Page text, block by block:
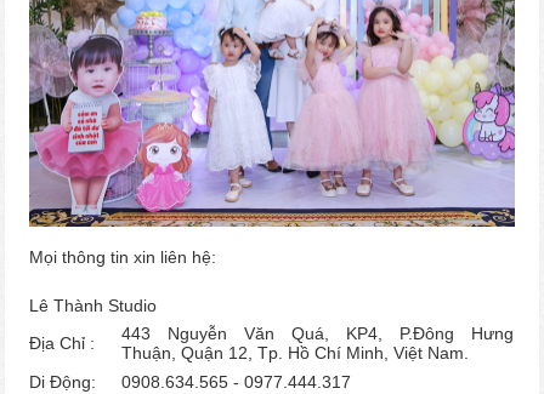
Mọi thông tin xin liên hệ:
Lê Thành Studio
Địa Chỉ :
443 Nguyễn Văn Quá, KP4, P.Đông Hưng
Thuận, Quận 12, Tp. Hồ Chí Minh, Việt Nam.
Di Động:
0908.634.565 - 0977.444.317